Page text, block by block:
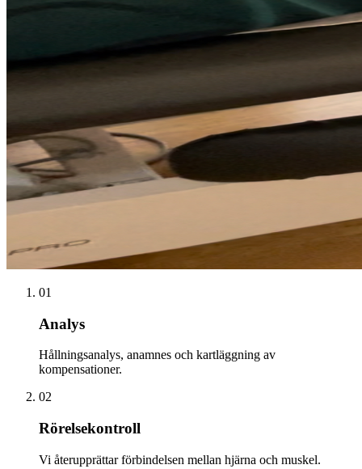
01
Analys
Hållningsanalys, anamnes och kartläggning av
kompensationer.
02
Rörelsekontroll
Vi återupprättar förbindelsen mellan hjärna och muskel.